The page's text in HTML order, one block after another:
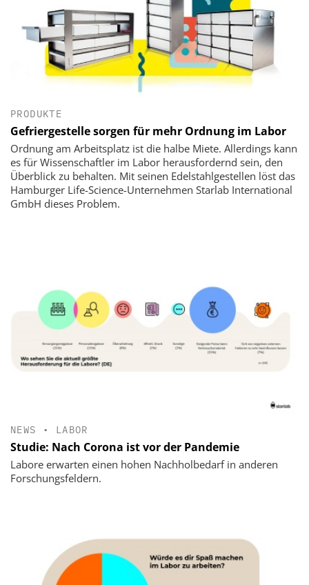
PRODUKTE
Gefriergestelle sorgen für mehr Ordnung im Labor
Ordnung am Arbeitsplatz ist die halbe Miete. Allerdings kann
es für Wissenschaftler im Labor herausfordernd sein, den
Überblick zu behalten. Mit seinen Edelstahlgestellen löst das
Hamburger Life-Science-Unternehmen Starlab International
GmbH dieses Problem.
NEWS • LABOR
Studie: Nach Corona ist vor der Pandemie
Labore erwarten einen hohen Nachholbedarf in anderen
Forschungsfeldern.